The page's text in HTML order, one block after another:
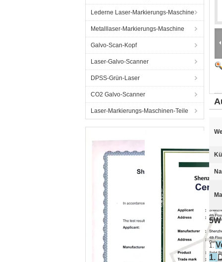
Lederne Laser-Markierungs-Maschine
Metalllaser-Markierungs-Maschine
Galvo-Scan-Kopf
Laser-Galvo-Scanner
DPSS-Grün-Laser
CO2 Galvo-Scanner
Laser-Markierungs-Maschinen-Teile
1.
1.